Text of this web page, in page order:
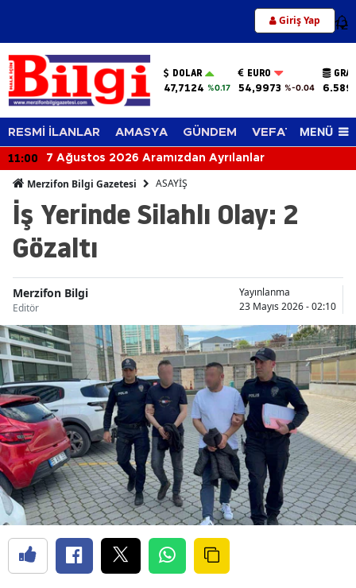
Giriş Yap 12
DOLAR
47,7124 %0.17
EURO
54,9973 %-0.04
RESMİ İLANLAR AMASYA GÜNDEM VEFAT EDENLER
MENÜ
11:00 7 Ağustos 2026 Aramızdan Ayrılanlar
Merzifon Bilgi Gazetesi ASAYİŞ
İş Yerinde Silahlı Olay: 2
Gözaltı
Merzifon Bilgi
Editör
Yayınlanma
23 Mayıs 2026 - 02:10